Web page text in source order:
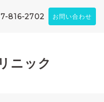
816-2702 お問い合わせ
ニック